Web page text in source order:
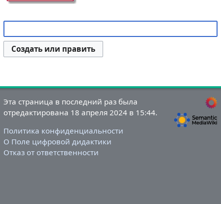
Создать или править
Эта страница в последний раз была
отредактирована 18 апреля 2024 в 15:44.
Политика конфиденциальности
О Поле цифровой дидактики
Отказ от ответственности